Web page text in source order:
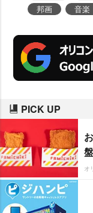
邦画
音楽
PICK UP
オ